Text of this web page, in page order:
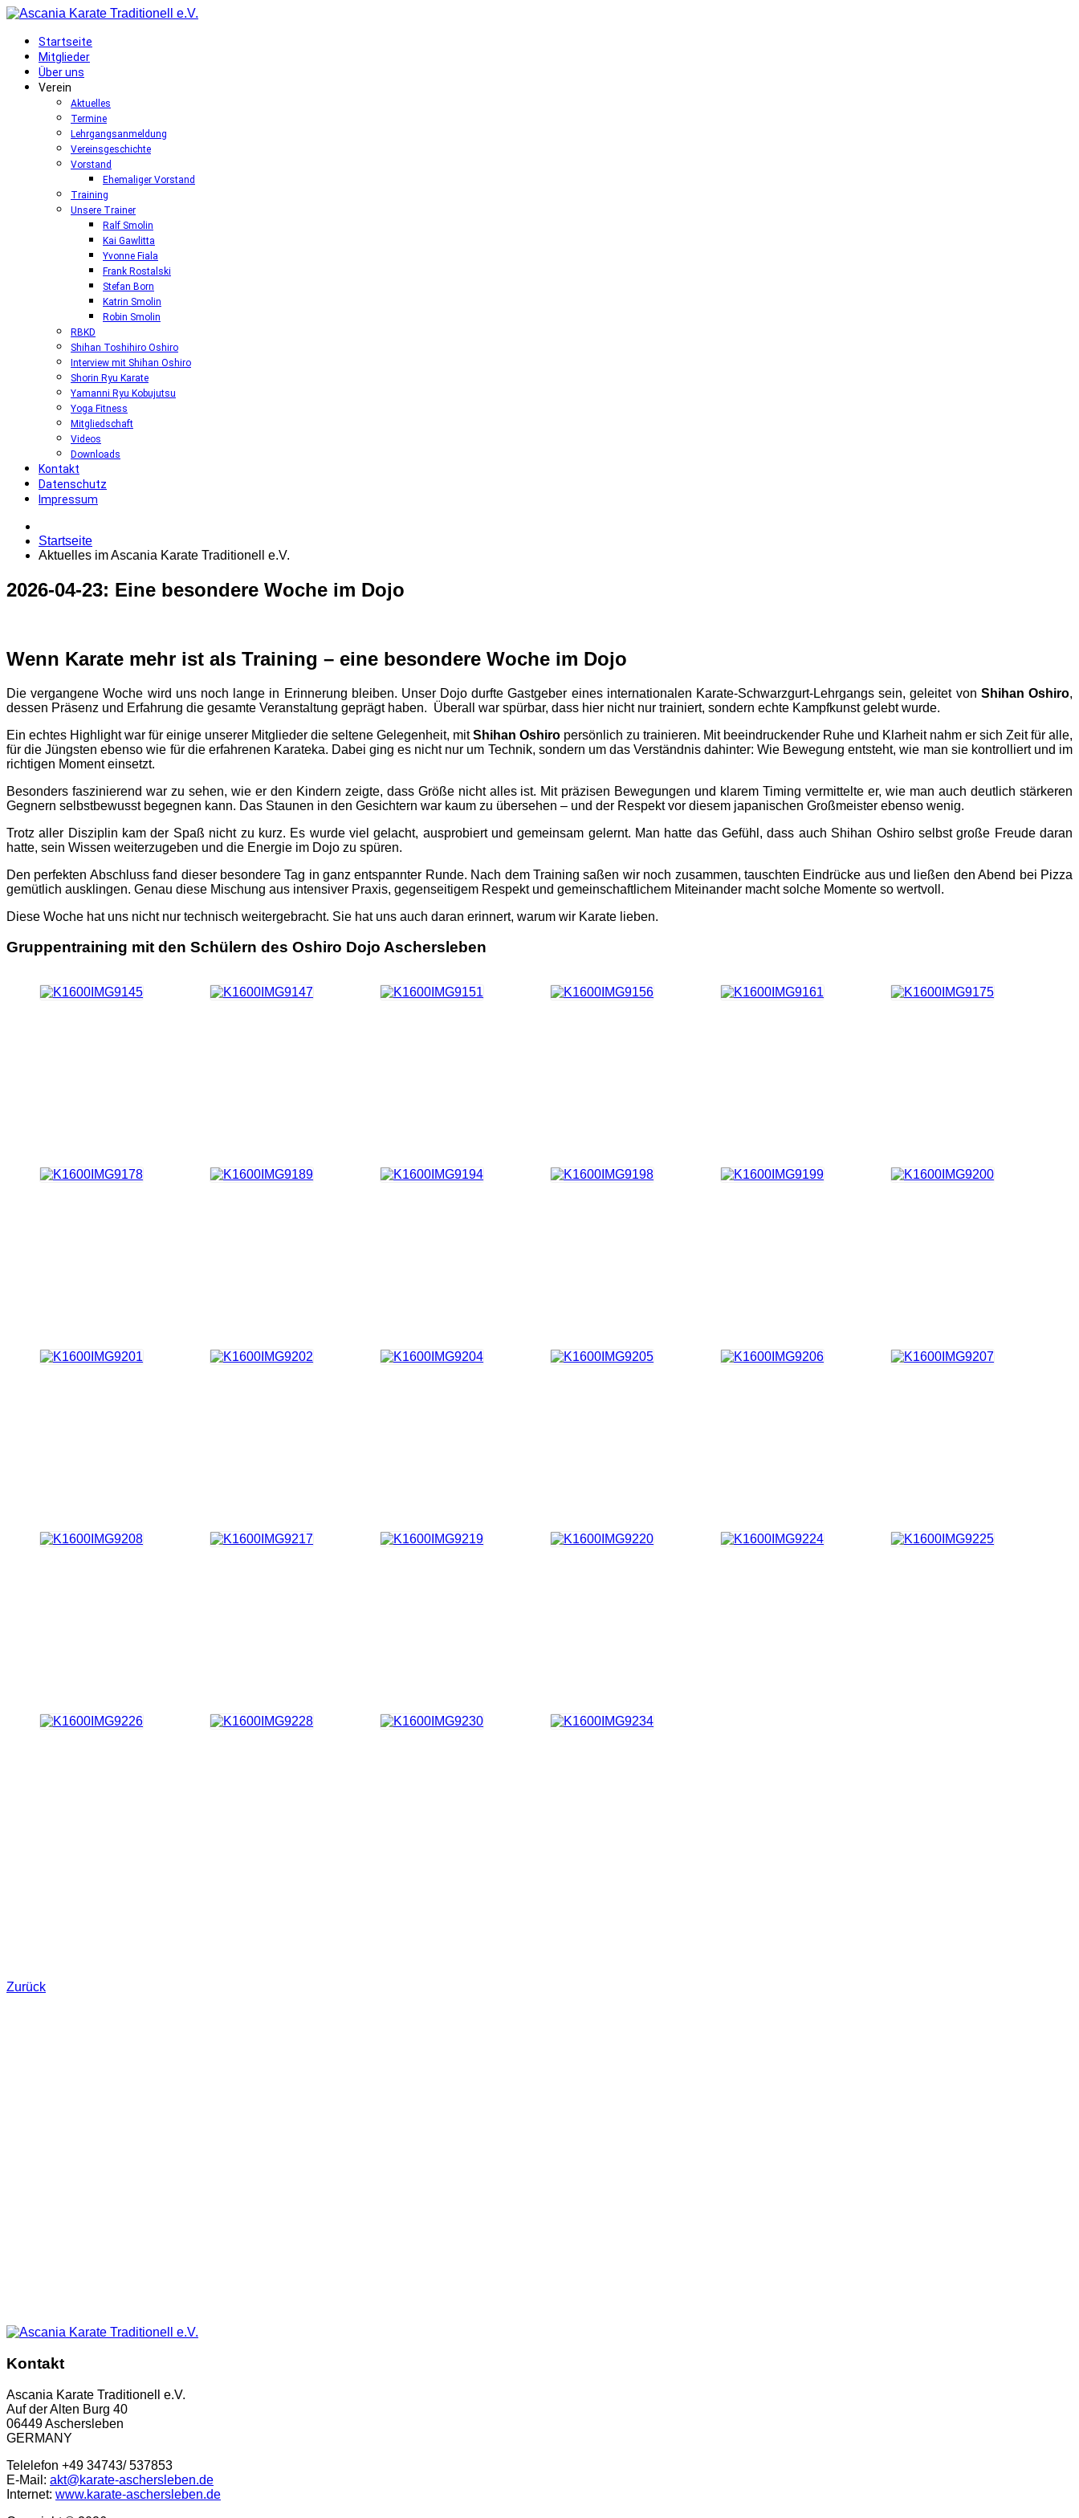
Startseite
Mitglieder
Über uns
Verein
Aktuelles
Termine
Lehrgangsanmeldung
Vereinsgeschichte
Vorstand
Ehemaliger Vorstand
Training
Unsere Trainer
Ralf Smolin
Kai Gawlitta
Yvonne Fiala
Frank Rostalski
Stefan Born
Katrin Smolin
Robin Smolin
RBKD
Shihan Toshihiro Oshiro
Interview mit Shihan Oshiro
Shorin Ryu Karate
Yamanni Ryu Kobujutsu
Yoga Fitness
Mitgliedschaft
Videos
Downloads
Kontakt
Datenschutz
Impressum
Startseite
Aktuelles im Ascania Karate Traditionell e.V.
2026-04-23: Eine besondere Woche im Dojo
Wenn Karate mehr ist als Training – eine besondere Woche im Dojo
Die vergangene Woche wird uns noch lange in Erinnerung bleiben. Unser Dojo durfte Gastgeber eines internationalen Karate-Schwarzgurt-Lehrgangs sein, geleitet von Shihan Oshiro,
dessen Präsenz und Erfahrung die gesamte Veranstaltung geprägt haben. Überall war spürbar, dass hier nicht nur trainiert, sondern echte Kampfkunst gelebt wurde.
Ein echtes Highlight war für einige unserer Mitglieder die seltene Gelegenheit, mitShihan Oshiro persönlich zu trainieren. Mit beeindruckender Ruhe und Klarheit nahm er sich Zeit für alle,
für die Jüngsten ebenso wie für die erfahrenen Karateka. Dabei ging es nicht nur um Technik, sondern um das Verständnis dahinter: Wie Bewegung entsteht, wie man sie kontrolliert und im
richtigen Moment einsetzt.
Besonders faszinierend war zu sehen, wie er den Kindern zeigte, dass Größe nicht alles ist. Mit präzisen Bewegungen und klarem Timing vermittelte er, wie man auch deutlich stärkeren
Gegnern selbstbewusst begegnen kann. Das Staunen in den Gesichtern war kaum zu übersehen – und der Respekt vor diesem japanischen Großmeister ebenso wenig.
Trotz aller Disziplin kam der Spaß nicht zu kurz. Es wurde viel gelacht, ausprobiert und gemeinsam gelernt. Man hatte das Gefühl, dass auch Shihan Oshiro selbst große Freude daran
hatte, sein Wissen weiterzugeben und die Energie im Dojo zu spüren.
Den perfekten Abschluss fand dieser besondere Tag in ganz entspannter Runde. Nach dem Training saßen wir noch zusammen, tauschten Eindrücke aus und ließen den Abend bei Pizza
gemütlich ausklingen. Genau diese Mischung aus intensiver Praxis, gegenseitigem Respekt und gemeinschaftlichem Miteinander macht solche Momente so wertvoll.
Diese Woche hat uns nicht nur technisch weitergebracht. Sie hat uns auch daran erinnert, warum wir Karate lieben.
Gruppentraining mit den Schülern des Oshiro Dojo Aschersleben
Zurück
Kontakt
Ascania Karate Traditionell e.V.
Auf der Alten Burg 40
06449 Aschersleben
GERMANY
Telelefon +49 34743/ 537853
E-Mail: akt@karate-aschersleben.de
Internet: www.karate-aschersleben.de